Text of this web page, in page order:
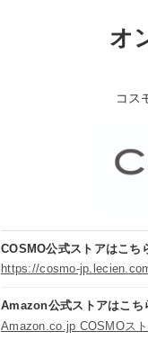
オ
コス
COSMO公式ストアはこち
https://cosmo-
Amazon公式ストアはこち
Amazon.co.jp COSMOス